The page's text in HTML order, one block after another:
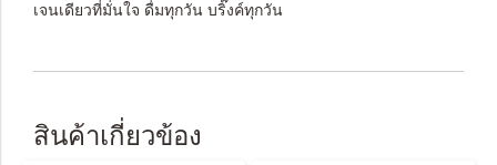
เจนเดียวที่มั่นใจ ดื่มทุกวัน บริ๊งค์ทุกวัน
สินค้าเกี่ยวข้อง